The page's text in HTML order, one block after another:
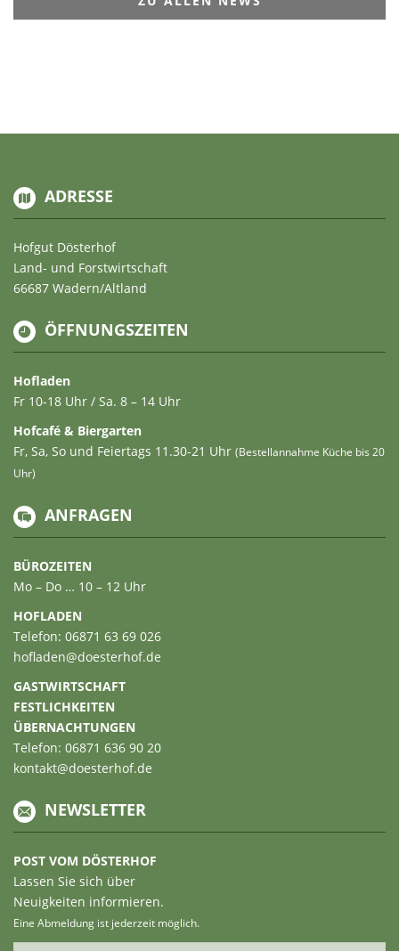
ADRESSE
Hofgut Dösterhof
Land- und Forstwirtschaft
66687 Wadern/Altland
ÖFFNUNGSZEITEN
Hofladen
Fr 10-18 Uhr / Sa. 8 – 14 Uhr
Hofcafé & Biergarten
Fr, Sa, So und Feiertags 11.30-21 Uhr (Bestellannahme Küche bis 20
Uhr)
ANFRAGEN
BÜROZEITEN
Mo – Do … 10 – 12 Uhr
HOFLADEN
Telefon: 06871 63 69 026
hofladen@doesterhof.de
GASTWIRTSCHAFT
FESTLICHKEITEN
ÜBERNACHTUNGEN
Telefon: 06871 636 90 20
kontakt@doesterhof.de
NEWSLETTER
POST VOM DÖSTERHOF
Lassen Sie sich über
Neuigkeiten informieren.
Eine Abmeldung ist jederzeit möglich.